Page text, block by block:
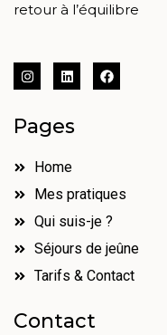
retour à l’équilibre
I
n
a
g
m
L
i
e
d
n
F
a
Pages
Home
Mes pratiques
Qui suis-je ?
Séjours de jeûne
Tarifs & Contact
Contact